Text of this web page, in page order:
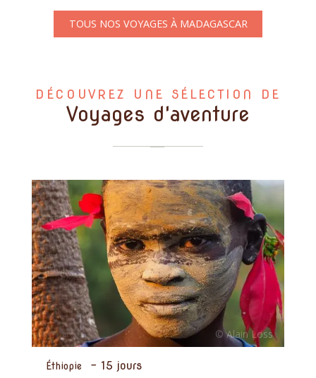
TOUS NOS VOYAGES À MADAGASCAR
DÉCOUVREZ UNE SÉLECTION DE
Voyages d'aventure
Éthiopie - 15 jours